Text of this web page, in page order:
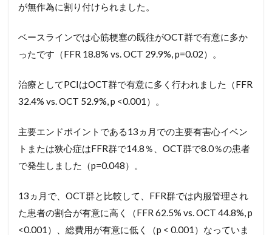
が無作為に割り付けられました。
ベースラインでは心筋梗塞の既往がOCT群で有意に多か
ったです（FFR 18.8% vs. OCT 29.9%, p=0.02）。
治療としてPCIはOCT群で有意に多く行われました（FFR
32.4% vs. OCT 52.9%, p <0.001）。
主要エンドポイントである13ヵ月での主要有害心イベン
トまたは狭心症はFFR群で14.8％、OCT群で8.0％の患者
で発生しました（p=0.048）。
13ヵ月で、OCT群と比較して、FFR群では内服管理され
た患者の割合が有意に高く（FFR 62.5% vs. OCT 44.8%, p
<0.001）、総費用が有意に低く（p < 0.001）なっていま